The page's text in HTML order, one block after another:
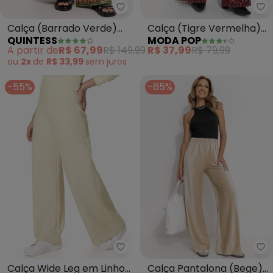
Quintess - Calça (Barrado
Calça (Barrado Verde)
em Malha Fria
QUINTESS
A partir deR$ 67,99R$ 149,99
ou 2x de R$ 33,99 sem juros
Calça (Tigre Vermelha)
com Pregas na Cintura
MODA POP
R$ 37,99R$ 79,99
-55%
Malwee - Calça Wide Leg em
Calça Wide Leg em Linho
-65%
Calça Pantalona (Bege)